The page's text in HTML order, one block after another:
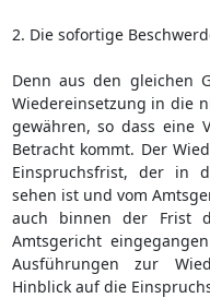
2. Die sofortige
Denn aus den gleichen
Wiedereinsetzung in die
gewähren, so dass eine
Betracht kommt. Der
Einspruchsfrist, der in
sehen ist und vom
auch binnen der Frist
Amtsgericht
Ausführungen zur
Hinblick auf die